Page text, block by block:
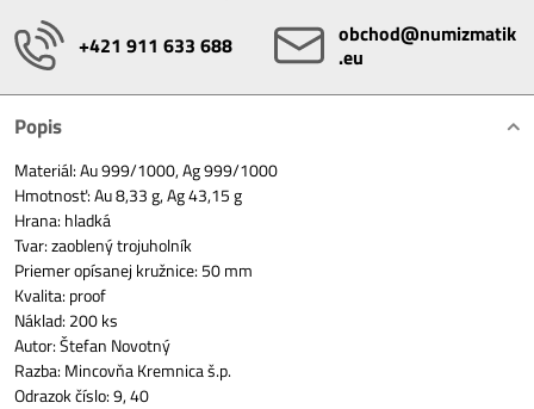
+421 911 633 688
obchod​@numizmatik​
.eu
Popis
Materiál: Au 999/1000, Ag 999/1000
Hmotnosť: Au 8,33 g, Ag 43,15 g
Hrana: hladká
Tvar: zaoblený trojuholník
Priemer opísanej kružnice: 50 mm
Kvalita: proof
Náklad: 200 ks
Autor: Štefan Novotný
Razba: Mincovňa Kremnica š.p.
Odrazok číslo: 9, 40